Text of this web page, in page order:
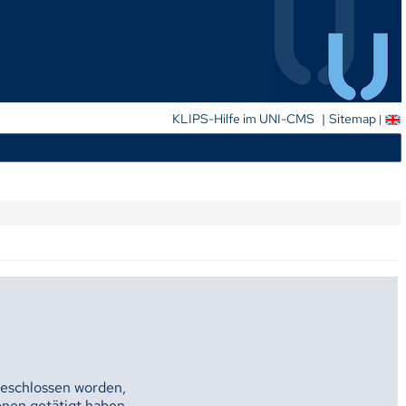
KLIPS-Hilfe im UNI-CMS | Sitemap
worden,